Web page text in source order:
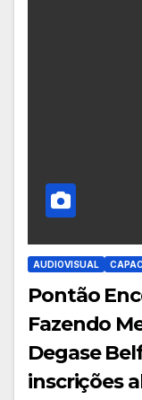
AUDIOVISUAL
Pontão
Fazendo
Degase
inscrições